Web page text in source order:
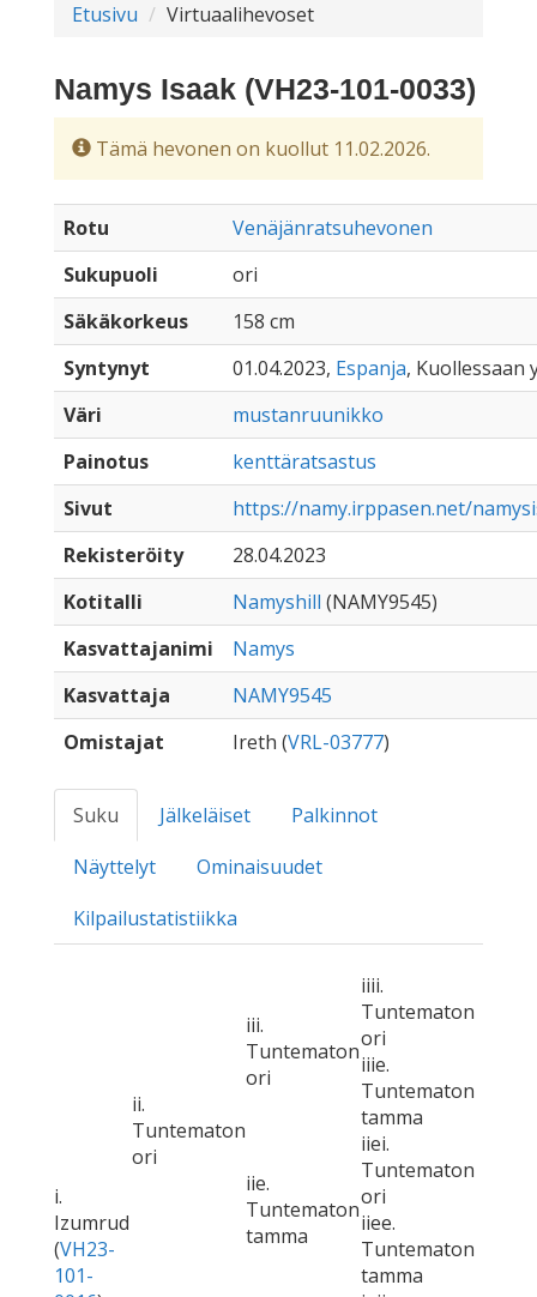
Etusivu Virtuaalihevoset
Namys Isaak (VH23-101-0033)
Tämä hevonen on kuollut 11.02.2026.
Rotu
Venäjänratsuhevonen
Sukupuoli
ori
Säkäkorkeus
158 cm
Syntynyt
01.04.2023, Espanja, Kuollessaan
Väri
mustanruunikko
Painotus
kenttäratsastus
Sivut
https://namy.irppasen.net/
Rekisteröity
28.04.2023
Kotitalli
Namyshill (NAMY9545)
Kasvattajanimi
Namys
Kasvattaja
NAMY9545
Omistajat
Ireth (VRL-03777)
Suku Jälkeläiset
Palkinnot
Näyttelyt
Ominaisuudet
Kilpailustatistiikka
i.
Izumrud
(VH23-
101-
ii.
Tuntematon
ori
iii.
Tuntematon
ori
iiii.
Tuntematon
ori
iiie.
Tuntematon
tamma
iie.
Tuntematon
tamma
iiei.
Tuntematon
ori
iiee.
Tuntematon
tamma